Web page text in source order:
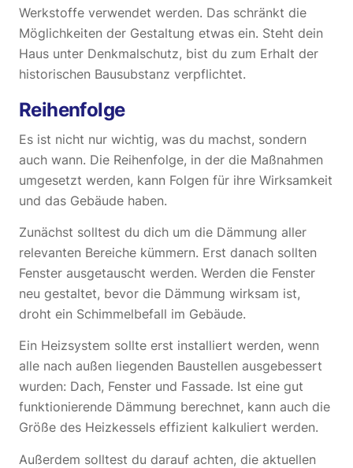
Werkstoffe verwendet werden. Das schränkt die
Möglichkeiten der Gestaltung etwas ein. Steht dein
Haus unter Denkmalschutz, bist du zum Erhalt der
historischen Bausubstanz verpflichtet.
Reihenfolge
Es ist nicht nur wichtig, was du machst, sondern
auch wann. Die Reihenfolge, in der die Maßnahmen
umgesetzt werden, kann Folgen für ihre Wirksamkeit
und das Gebäude haben.
Zunächst solltest du dich um die Dämmung aller
relevanten Bereiche kümmern. Erst danach sollten
Fenster ausgetauscht werden. Werden die Fenster
neu gestaltet, bevor die Dämmung wirksam ist,
droht ein Schimmelbefall im Gebäude.
Ein Heizsystem sollte erst installiert werden, wenn
alle nach außen liegenden Baustellen ausgebessert
wurden: Dach, Fenster und Fassade. Ist eine gut
funktionierende Dämmung berechnet, kann auch die
Größe des Heizkessels effizient kalkuliert werden.
Außerdem solltest du darauf achten, die aktuellen